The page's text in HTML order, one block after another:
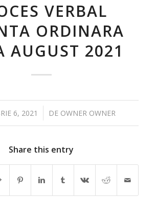
VERBAL
ORDINARA
AUGUST 2021
6, 2021
/ DE OWNER OWNER
Share this entry